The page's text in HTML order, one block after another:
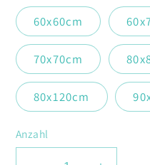
60x60cm
70x70cm
80x120cm
Anzahl